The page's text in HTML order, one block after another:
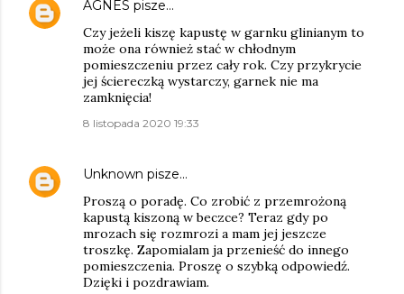
AGNES pisze…
Czy jeżeli kiszę kapustę w garnku glinianym to
może ona również stać w chłodnym
pomieszczeniu przez cały rok. Czy przykrycie
jej ściereczką wystarczy, garnek nie ma
zamknięcia!
8 listopada 2020 19:33
Unknown pisze…
Proszą o poradę. Co zrobić z przemrożoną
kapustą kiszoną w beczce? Teraz gdy po
mrozach się rozmrozi a mam jej jeszcze
troszkę. Zapomialam ja przenieść do innego
pomieszczenia. Proszę o szybką odpowiedź.
Dzięki i pozdrawiam.